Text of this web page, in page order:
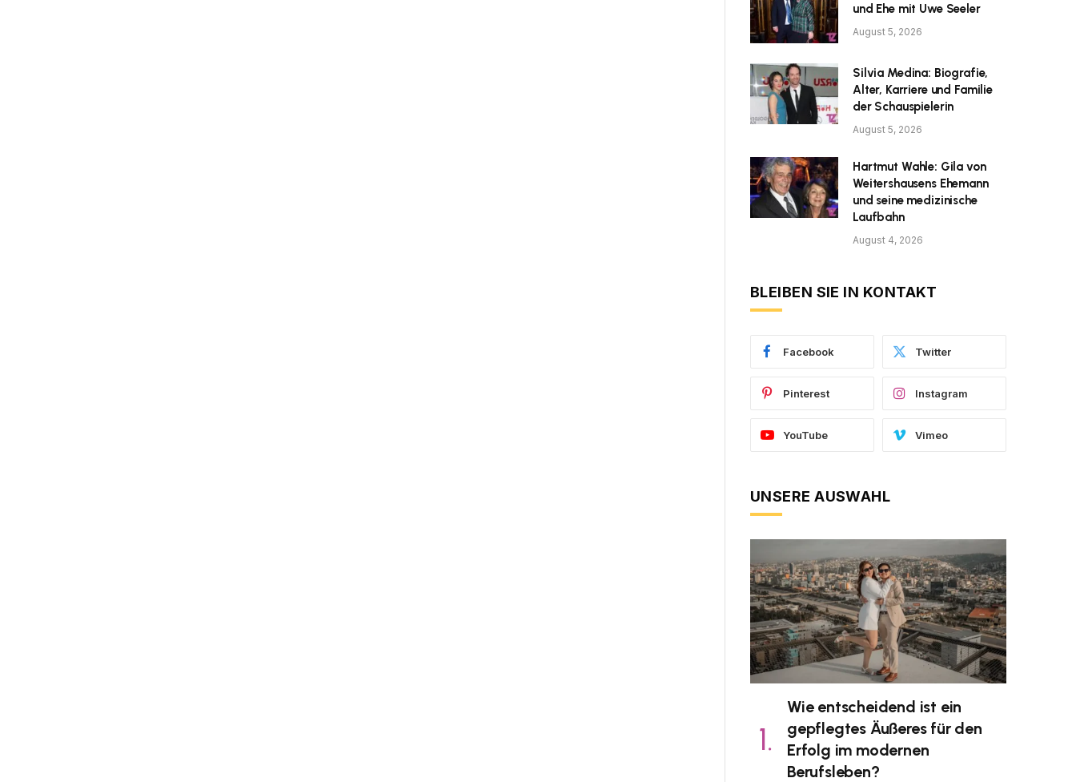
und Ehe mit Uwe Seeler
August 5, 2026
Silvia Medina: Biografie,
Alter, Karriere und Familie
der Schauspielerin
August 5, 2026
Hartmut Wahle: Gila von
Weitershausens Ehemann
und seine medizinische
Laufbahn
August 4, 2026
BLEIBEN SIE IN KONTAKT
Facebook Twitter
Pinterest Instagram
YouTube Vimeo
UNSERE AUSWAHL
Wie entscheidend ist ein
gepflegtes Äußeres für den
Erfolg im modernen
Berufsleben?